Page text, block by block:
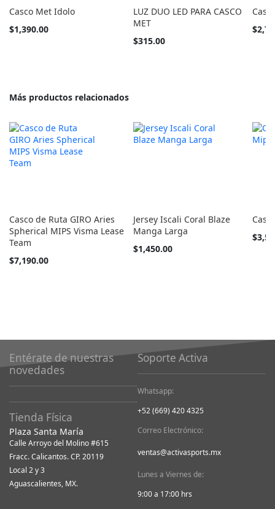
Casco Met Idolo
Tan
$1,390.00
LUZ DUO LED PARA CASCO
MET
$315.00
Tan
Más productos relacionados
Casco de Ruta GIRO Aries
Spherical MIPS Visma Lease
Team
Tan
$7,190.00
Jersey Iscali Coral Blaze
Manga Larga
Tan
$1,450.00
Tan
Entérate de nuestras
novedades
Tienda Física
Plaza Santa María
Calle Arroyo del Molino #615
Fracc. Calicantos. CP. 20119
Local 2 y 3
Aguascalientes, MX.
Soporte Activa
Whatsapp:
+52 (669) 420 4325
Correo Electrónico:
ventas@activasports.mx
Lunes a Viernes de:
9:00 a 17:00 hrs